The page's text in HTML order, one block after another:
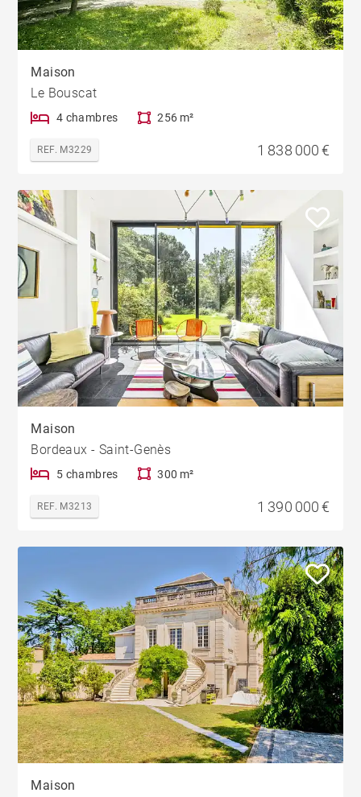
Maison
Le Bouscat
4 chambres 256 m²
REF. M3229 1 838 000 €
Maison
Bordeaux - Saint-Genès
5 chambres 300 m²
REF. M3213 1 390 000 €
Maison